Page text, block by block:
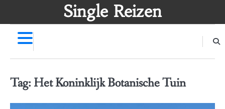
Single Reizen
Tag: Het Koninklijk Botanische Tuin